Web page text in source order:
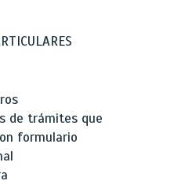
de trámites que
formulario